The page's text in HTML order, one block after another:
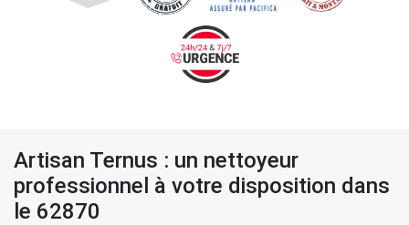
Artisan Ternus : un nettoyeur
professionnel à votre disposition dans
le 62870